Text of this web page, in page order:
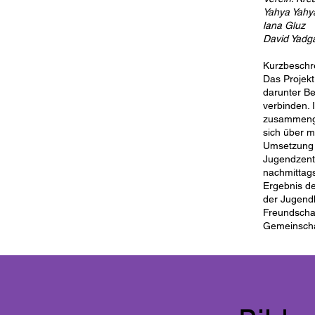
Yahya
lana Gluz
David
Das
darunter
verbinden.
sich über
Ergebnis
der